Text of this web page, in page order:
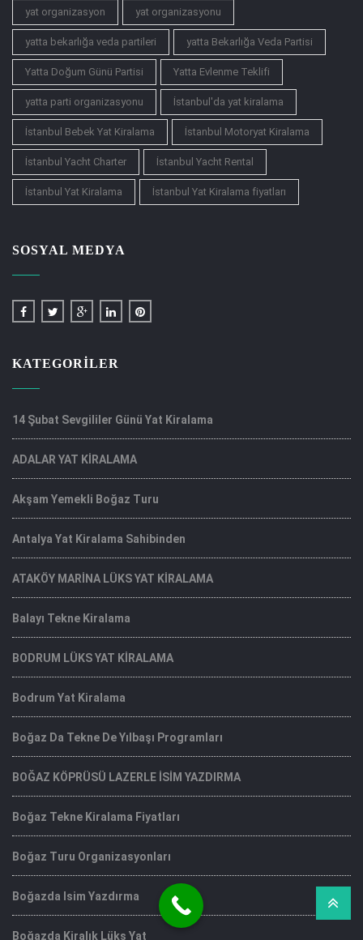
yat organizasyon yat organizasyonu
yatta bekarlığa veda partileri yatta Bekarlığa Veda Partisi
Yatta Doğum Günü Partisi Yatta Evlenme Teklifi
yatta parti organizasyonu İstanbul'da yat kiralama
İstanbul Bebek Yat Kiralama İstanbul Motoryat Kiralama
İstanbul Yacht Charter İstanbul Yacht Rental
İstanbul Yat Kiralama İstanbul Yat Kiralama fiyatları
SOSYAL MEDYA
KATEGORILER
14 Şubat Sevgililer Günü Yat Kiralama
ADALAR YAT KİRALAMA
Akşam Yemekli Boğaz Turu
Antalya Yat Kiralama Sahibinden
ATAKÖY MARİNA LÜKS YAT KİRALAMA
Balayı Tekne Kiralama
BODRUM LÜKS YAT KİRALAMA
Bodrum Yat Kiralama
Boğaz Da Tekne De Yılbaşı Programları
BOĞAZ KÖPRÜSÜ LAZERLE İSİM YAZDIRMA
Boğaz Tekne Kiralama Fiyatları
Boğaz Turu Organizasyonları
Boğazda Isim Yazdırma
Boğazda Kiralık Lüks Yat